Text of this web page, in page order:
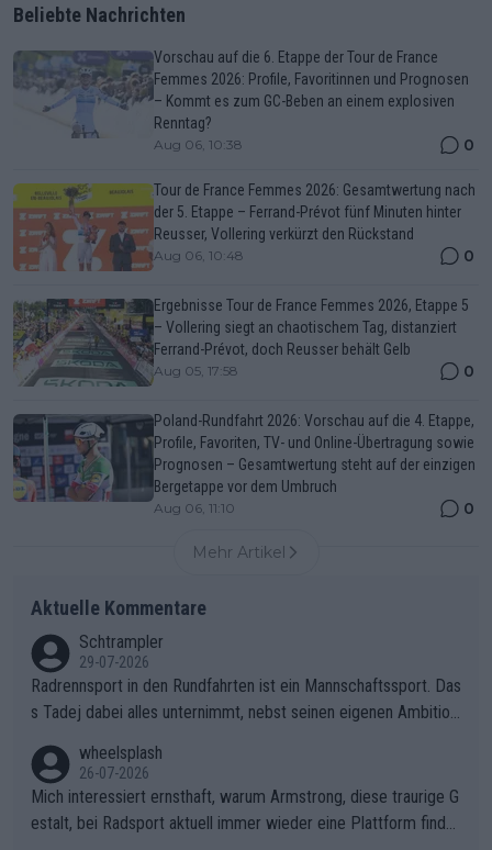
Beliebte Nachrichten
Vorschau auf die 6. Etappe der Tour de France
Femmes 2026: Profile, Favoritinnen und Prognosen
– Kommt es zum GC-Beben an einem explosiven
Renntag?
Aug 06, 10:38 0
Tour de France Femmes 2026: Gesamtwertung nach
der 5. Etappe – Ferrand-Prévot fünf Minuten hinter
Reusser, Vollering verkürzt den Rückstand
Aug 06, 10:48 0
Ergebnisse Tour de France Femmes 2026, Etappe 5
– Vollering siegt an chaotischem Tag, distanziert
Ferrand-Prévot, doch Reusser behält Gelb
Aug 05, 17:58 0
Poland-Rundfahrt 2026: Vorschau auf die 4. Etappe,
Profile, Favoriten, TV- und Online-Übertragung sowie
Prognosen – Gesamtwertung steht auf der einzigen
Bergetappe vor dem Umbruch
Aug 06, 11:10 0
Mehr Artikel
Aktuelle Kommentare
Schtrampler
29-07-2026
Radrennsport in den Rundfahrten ist ein Mannschaftssport. Das
s Tadej dabei alles unternimmt, nebst seinen eigenen Ambition
ganze Team auch mental stark zu machen und konkret am Erf
olg teilzuhaben, ist ihm ganz hoch anzurechnen. Das ist ein Zei
chen weit über den Radsport hinaus.
wheelsplash
26-07-2026
Mich interessiert ernsthaft, warum Armstrong, diese traurige G
estalt, bei Radsport aktuell immer wieder eine Plattform finde